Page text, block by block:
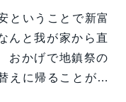
ということで新富
んと我が家から直
おかげで地鎮祭の
えに帰ることが…